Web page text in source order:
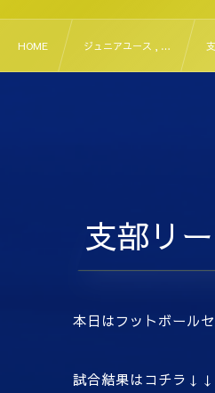
HOME ジュニアユース , …
支部リ
本日はフットボール
試合結果はコチラ